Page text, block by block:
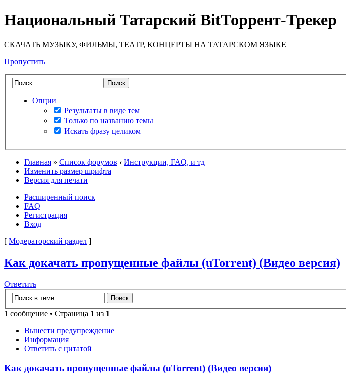
Национальный Татарский BitТоррент-Трекер
СКАЧАТЬ МУЗЫКУ, ФИЛЬМЫ, ТЕАТР, КОНЦЕРТЫ НА ТАТАРСКОМ ЯЗЫКЕ
Пропустить
Опции
Результаты в виде тем
Только по названию темы
Искать фразу целиком
Главная » Список форумов ‹ Инструкции, FAQ, и тд
Изменить размер шрифта
Версия для печати
Расширенный поиск
FAQ
Регистрация
Вход
[ Модераторский раздел ]
Как докачать пропущенные файлы (uTorrent) (Видео версия)
Ответить
1 сообщение • Страница 1 из 1
Вынести предупреждение
Информация
Ответить с цитатой
Как докачать пропущенные файлы (uTorrent) (Видео версия)